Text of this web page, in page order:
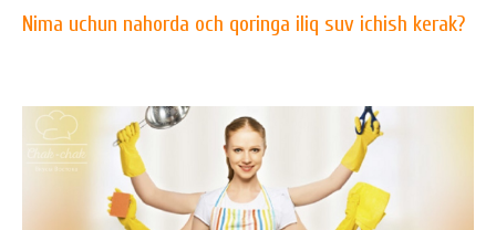
Nima uchun nahorda och qoringa iliq suv ichish kerak?